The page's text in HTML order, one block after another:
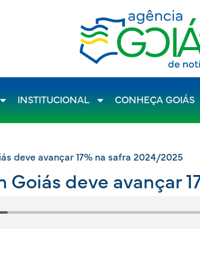
INSTITUCIONAL CONHEÇA GOIÁS
deve avançar 17% na safra 2024/2025
Goiás deve avançar